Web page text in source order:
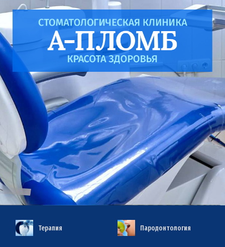
Терапия Пародонтология